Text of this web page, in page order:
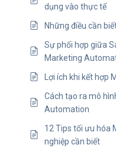
dụng vào thực tế
Những điều cần
Sự phối hợp giữa
Marketing
Lợi ích khi kết hợp
Cách tạo ra mô
Automation
12 Tips tối ưu hóa
nghiệp cần biết